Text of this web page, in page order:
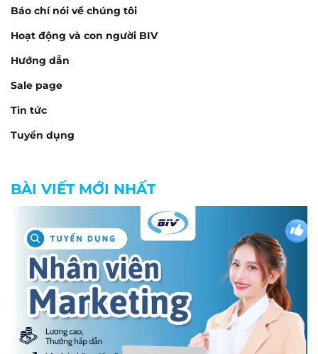
Báo chí nói về chúng tôi
Hoạt động và con người BIV
Hướng dẫn
Sale page
Tin tức
Tuyển dụng
BÀI VIẾT MỚI NHẤT